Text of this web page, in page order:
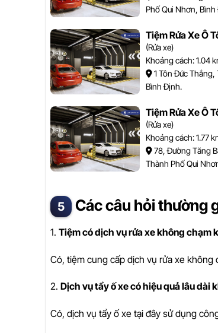
Phố Qui Nhơn,
Tiệm Rửa Xe Ô
(Rửa xe)
Khoảng cách: 1.04
1 Tôn Đức Thắng,
Bình Định.
Tiệm Rửa Xe Ô
(Rửa xe)
Khoảng cách: 1.77
78, Đường Tăng
Thành Phố Qui
Các câu hỏi thường
1. Tiệm có dịch vụ rửa xe không chạm
Có, tiệm cung cấp dịch vụ rửa xe
2. Dịch vụ tẩy ố xe có hiệu quả lâu dài
Có, dịch vụ tẩy ố xe tại đây sử dụng